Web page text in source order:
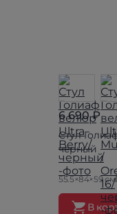
6 690 ₽
Стул
черный
55.5×84×59 см
В